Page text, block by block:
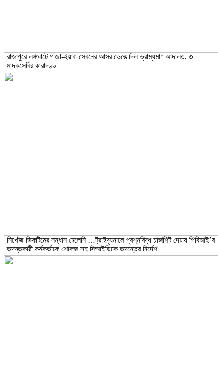
রাজাপুরে লঞ্চঘাটে গাঁজা-ইয়াবা সেবনের আসর ভেঙে দিল ভ্রাম্যমাণ আদালত, ৩
মাদকসেবির কারাদণ্ড
নিখোঁজ ভিকটিমের সন্ধান মেলেনি …ট্রাইব্যুনালে প্রশ্নবিদ্ধ চার্জশিট দেয়ায় পিবিআই’র
তদন্তকারী কর্মকর্তাকে শোকজ সহ সিআইডিকে তদন্তের নির্দেশ